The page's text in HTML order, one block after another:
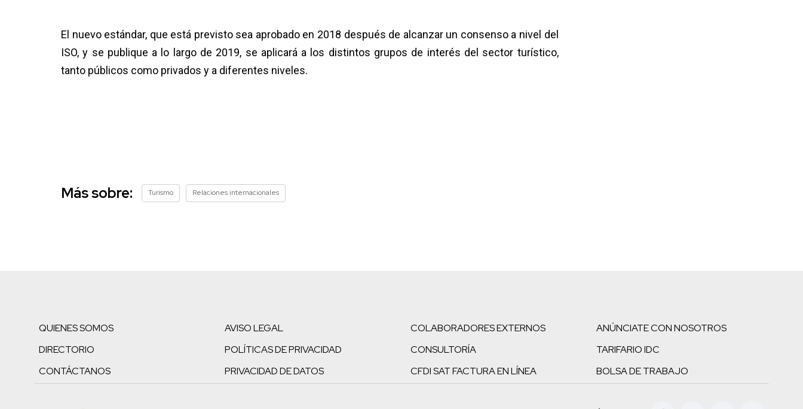
El nuevo estándar, que está previsto sea aprobado en 2018 después de alcanzar un consenso a nivel del
ISO, y se publique a lo largo de 2019, se aplicará a los distintos grupos de interés del sector turístico,
tanto públicos como privados y a diferentes niveles.
Más sobre: Turismo Relaciones internacionales
QUIENES SOMOS
DIRECTORIO
CONTÁCTANOS
AVISO LEGAL
POLÍTICAS DE PRIVACIDAD
PRIVACIDAD DE DATOS
COLABORADORES EXTERNOS
CONSULTORÍA
CFDI SAT FACTURA EN LÍNEA
ANÚNCIATE CON NOSOTROS
TARIFARIO IDC
BOLSA DE TRABAJO